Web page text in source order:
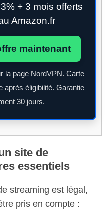
+ 3 mois offerts
Amazon.fr
maintenant
la page NordVPN. Carte
après éligibilité. Garantie
30 jours.
site de
essentiels
streaming est légal,
pris en compte :